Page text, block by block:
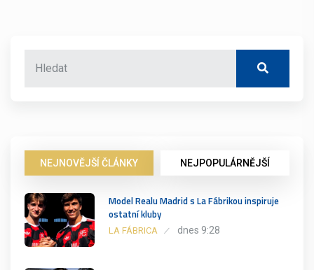
NEJNOVĚJŠÍ ČLÁNKY NEJPOPULÁRNĚJŠÍ
Model Realu Madrid s La Fábrikou inspiruje
ostatní kluby
LA FÁBRICA dnes 9:28